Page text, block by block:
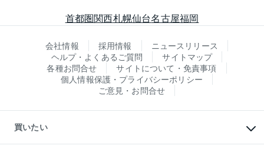
首都圏関西札幌仙台名古屋福岡
会社情報 採用情報
ニュースリリース
ヘルプ・よくあるご質問
サイトマップ
各種お問合せ
サイトについて・免責事項
個人情報保護・プライバシーポリシー
ご意見・お問合せ
買いたい